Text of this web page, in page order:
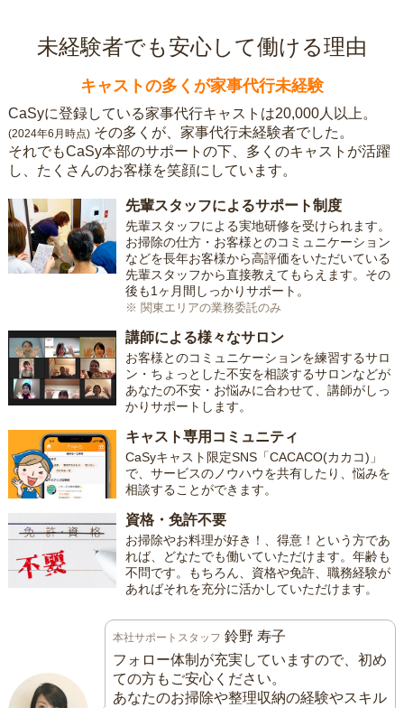
未経験者でも安心して働ける理由
キャストの多くが家事代行未経験
CaSyに登録している家事代行キャストは20,000人以上。
(2024年6月時点) その多くが、家事代行未経験者でした。
それでもCaSy本部のサポートの下、多くのキャストが活躍
し、たくさんのお客様を笑顔にしています。
先輩スタッフによるサポート制度
先輩スタッフによる実地研修を受けられます。
お掃除の仕方・お客様とのコミュニケーション
などを長年お客様から高評価をいただいている
先輩スタッフから直接教えてもらえます。その
後も1ヶ月間しっかりサポート。
※ 関東エリアの業務委託のみ
講師による様々なサロン
お客様とのコミュニケーションを練習するサロ
ン・ちょっとした不安を相談するサロンなどが
あなたの不安・お悩みに合わせて、講師がしっ
かりサポートします。
キャスト専用コミュニティ
CaSyキャスト限定SNS「CACACO(カカコ)」
で、サービスのノウハウを共有したり、悩みを
相談することができます。
資格・免許不要
お掃除やお料理が好き！、得意！という方であ
れば、どなたでも働いていただけます。年齢も
不問です。もちろん、資格や免許、職務経験が
あればそれを充分に活かしていただけます。
本社サポートスタッフ 鈴野 寿子
フォロー体制が充実していますので、初め
ての方もご安心ください。
あなたのお掃除や整理収納の経験やスキル